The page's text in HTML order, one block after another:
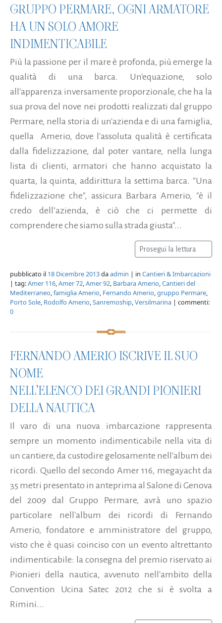
GRUPPO PERMARE, OGNI ARMATORE
HA UN SOLO AMORE
INDIMENTICABILE
Più la passione per il mare è profonda, più emerge la
qualità di una barca. Un'equazione, solo
all'apparenza inversamente proporzionale, che ha la
sua prova del nove nei prodotti realizzati dal gruppo
Permare, nella storia di un'azienda e di una famiglia,
quella Amerio, dove l'assoluta qualità è certificata
dalla fidelizzazione, dal poter vantare, nella lunga
lista di clienti, armatori che hanno acquistato la
quarta, la quinta, addirittura la settima barca. "Una
fidelizzazione che", assicura Barbara Amerio, "è il
credo dell’azienda, è ciò che ci permette di
comprendere che siamo sulla strada giusta"...
Prosegui la lettura
pubblicato il 18 Dicembre 2013daadmin | in Cantieri & Imbarcazioni
| tag:Amer 116,Amer 72,Amer 92, Barbara Amerio,Cantieri del
Mediterraneo,famiglia Amerio, Fernando Amerio,gruppo Permare,
Porto Sole, Rodolfo Amerio,Sanremoship,Versilmarina | commenti:
0
FERNANDO AMERIO ISCRIVE IL SUO
NOME
NELL'ELENCO DEI GRANDI PIONIERI
DELLA NAUTICA
Il varo di una nuova imbarcazione rappresenta
sempre un momento indimenticabile nella vita di
un cantiere, da custodire gelosamente nell'album dei
ricordi. Quello del secondo Amer 116, megayacht da
35 metri presentato in anteprima al Salone di Genova
del 2009 dal Gruppo Permare, avrà uno spazio
particolare nell'album dei ricordi di Fernando
Amerio, fondatore e amministratore del gruppo,
visto che è quasi coinciso con un evento altrettanto
indimenticabile: la consegna del premio riservato ai
Pionieri della nautica, avvenuto nell'ambito della
Convention Ucina Satec 2012 che si è svolta a
Rimini...